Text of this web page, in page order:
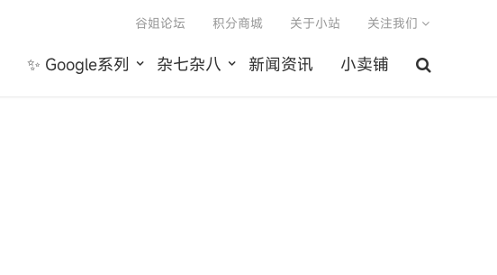
✨ Google系列 杂七杂八 新闻资讯 小卖铺
谷姐论坛 积分商城 关于小站 关注我们